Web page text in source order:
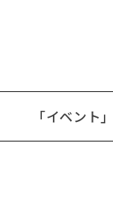
「イベント